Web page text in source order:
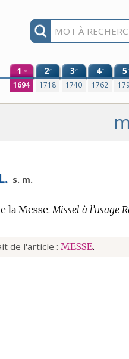
1 re
1694
2e
1718
3e
1740
4e
1762
5
s. m.
la Messe. Missel à l’usage
de l'article : MESSE.